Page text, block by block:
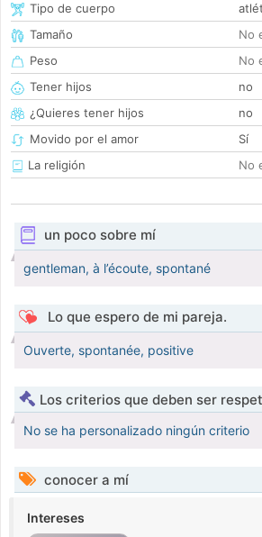
Tipo de cuerpo
Tamaño
No
Peso
No
Tener hijos
no
¿Quieres tener hijos
no
Movido por el amor
Sí
La religión
No
un poco sobre mí
gentleman, à l’écoute, spontané
Lo que espero de mi pareja.
Ouverte, spontanée, positive
Los criterios que deben ser
No se ha personalizado ningún criterio
conocer a mí
Intereses